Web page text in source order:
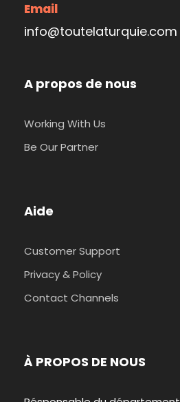
Email
info@toutelaturquie.com
A propos de nous
Working With Us
Be Our Partner
Aide
Customer Support
Privacy & Policy
Contact Channels
À PROPOS DE NOUS